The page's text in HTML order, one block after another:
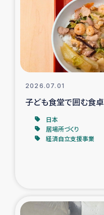
カカオ
シリア国内避難
トルコにお
インドネシア中部 ス
スリランカ ムライ
スリラン
2026.07.01
子ども食堂で囲む食
日本
居場所づくり
経済自立支援事業